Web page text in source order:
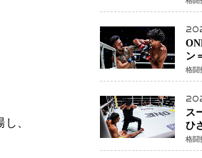
、
体
平
ン
ル
取
勝
格闘
ス
ひ
て
ン
格闘